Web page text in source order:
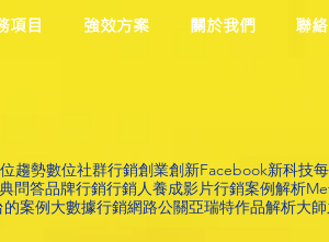
項目 強效方案 關於我們 聯
趨勢數位社群行銷創業創新Facebook新科技
問答品牌行銷行銷人養成影片行銷案例解析
案例大數據行銷網路公關亞瑞特作品解析大